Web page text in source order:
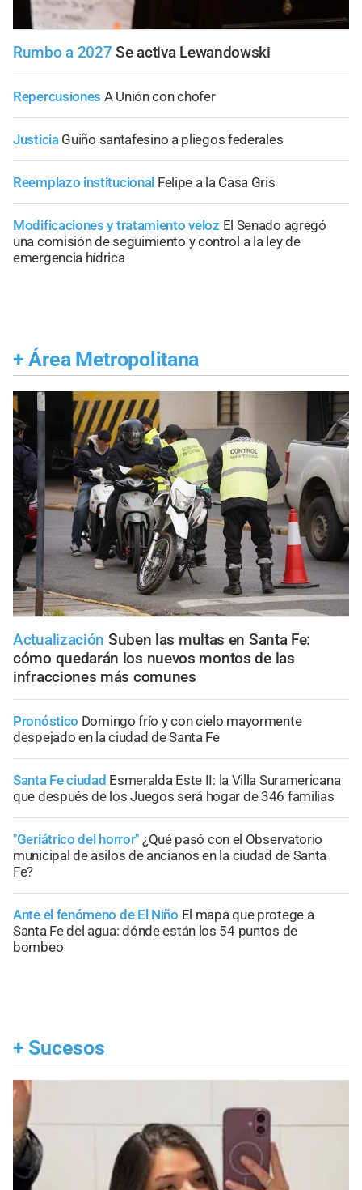
Rumbo a 2027 Se activa Lewandowski
Repercusiones A Unión con chofer
Justicia Guiño santafesino a pliegos federales
Reemplazo institucional Felipe a la Casa Gris
Modificaciones y tratamiento veloz El Senado agregó
una comisión de seguimiento y control a la ley de
emergencia hídrica
+ Área Metropolitana
Actualización Suben las multas en Santa Fe:
cómo quedarán los nuevos montos de las
infracciones más comunes
Pronóstico Domingo frío y con cielo mayormente
despejado en la ciudad de Santa Fe
Santa Fe ciudad Esmeralda Este II: la Villa Suramericana
que después de los Juegos será hogar de 346 familias
"Geriátrico del horror" ¿Qué pasó con el Observatorio
municipal de asilos de ancianos en la ciudad de Santa
Fe?
Ante el fenómeno de El Niño El mapa que protege a
Santa Fe del agua: dónde están los 54 puntos de
bombeo
+ Sucesos